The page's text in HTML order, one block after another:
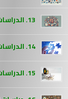
13. الدراسات النفسية
14. الدراسات الإنسانية
15. الدراسات الاسلامية